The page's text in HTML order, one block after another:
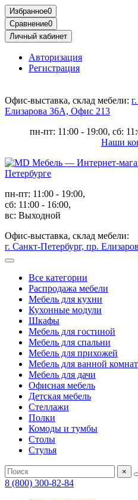
Избранное0
Сравнение0
Личный кабинет
Авторизация
Регистрация
Офис-выставка, склад мебели:
Елизарова 36А, Офис 213
пн-пт: 11:00 - 19:00, сб:
Наши
пн-пт: 11:00 - 19:00,
сб: 11:00 - 16:00,
вс: Выходной
Офис-выставка, склад мебели:
г. Санкт-Петербург, пр.
Все категории
Распродажа мебели
Мебель для кухни
Кухонные модули
Шкафы
Мебель для гостиной
Мебель для спальни
Мебель для прихожей
Мебель для ванной
Мебель для дачи
Офисная мебель
Детская мебель
Стеллажи
Полки
Комоды и тумбы
Столы
Стулья
×
8 (800) 300-82-84